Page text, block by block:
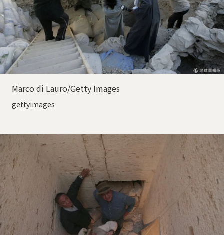
Marco di Lauro/Getty Images
gettyimages